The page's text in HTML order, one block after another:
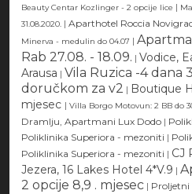
Beauty Centar Kozlinger - 2 opcije lice |
31.08.2020. | Aparthotel Roccia
Minerva - medulin do 04.07 |
Rab 27.08. - 18.09. | Vodice,
Arausa | Vila Ruzica -4 dana
doručkom za v2 | Boutique
mjesec | Villa Borgo Motovun: 2 BB do
Dramlju, Apartmani Lux Dodo |
Poliklinika Superiora - mezoniti |
Poliklinika Superiora - mezoniti | CJ
Jezera, 16 Lakes Hotel 4*V.9 |
2 opcije 8,9 . mjesec | Proljetni